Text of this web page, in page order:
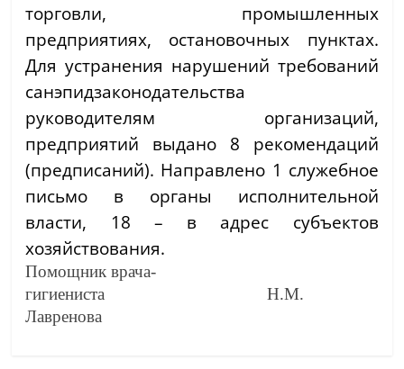
торговли, промышленных
предприятиях, остановочных пунктах.
Для устранения нарушений требований
санэпидзаконодательства
руководителям организаций,
предприятий выдано 8 рекомендаций
(предписаний). Направлено 1 служебное
письмо в органы исполнительной
власти, 18 – в адрес субъектов
хозяйствования.
Помощник врача-
гигиениста Н.М.
Лавренова